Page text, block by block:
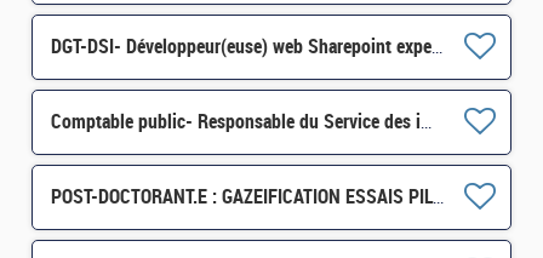
DGT-DSI- Développeur(euse) web Sharepoint expert et full stack .NET/Angular H/F
Comptable public- Responsable du Service des impôts des particuliers (SIP) de Tulle H/F
POST-DOCTORANT.E : GAZEIFICATION ESSAIS PILOTES (H/F) – CDD 12 mois H/F